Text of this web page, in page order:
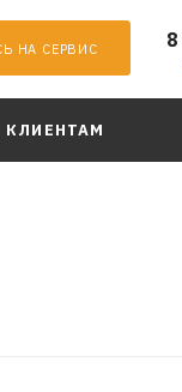
НА СЕРВИС